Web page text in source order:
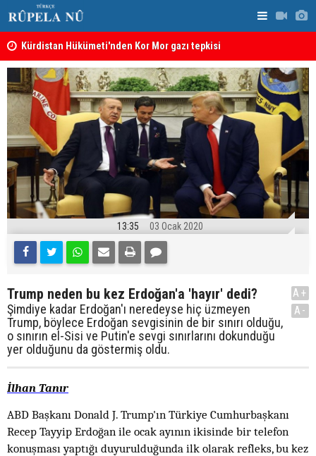
Kürdistan Hükümeti'nden Kor Mor gazı tepkisi
13:35 03 Ocak 2020
Trump neden bu kez Erdoğan'a 'hayır' dedi?
Şimdiye kadar Erdoğan'ı neredeyse hiç üzmeyen
Trump, böylece Erdoğan sevgisinin de bir sınırı olduğu,
o sınırın el-Sisi ve Putin'e sevgi sınırlarını dokunduğu
yer olduğunu da göstermiş oldu.
A+
A-
İlhan Tanır
ABD Başkanı Donald J. Trump'ın Türkiye Cumhurbaşkanı
Recep Tayyip Erdoğan ile ocak ayının ikisinde bir telefon
konuşması yaptığı duyurulduğunda ilk olarak refleks, bu kez